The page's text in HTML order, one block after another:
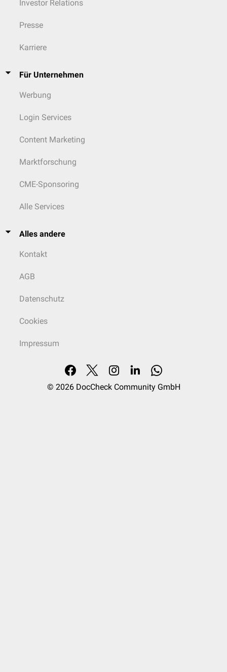
Investor Relations
Presse
Karriere
Für Unternehmen
Werbung
Login Services
Content Marketing
Marktforschung
CME-Sponsoring
Alle Services
Alles andere
Kontakt
AGB
Datenschutz
Cookies
Impressum
© 2026 DocCheck Community GmbH